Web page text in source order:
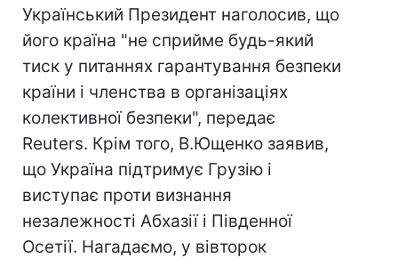
Український Президент наголосив, що
його країна "не сприйме будь-який
тиск у питаннях гарантування безпеки
країни і членства в організаціях
колективної безпеки", передає
Reuters. Крім того, В.Ющенко заявив,
що Україна підтримує Грузію і
виступає проти визнання
незалежності Абхазії і Південної
Осетії. Нагадаємо, у вівторок